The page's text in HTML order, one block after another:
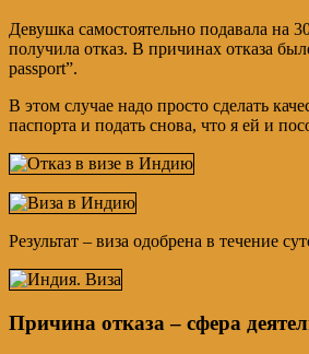
Девушка самостоятельно подавала на
получила отказ. В причинах отказа
passport”.
В этом случае надо просто сделать
паспорта и подать снова, что я ей и
Результат – виза одобрена в течение
Причина отказа – сфера